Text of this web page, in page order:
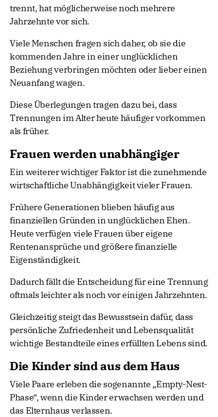
trennt, hat möglicherweise noch mehrere
Jahrzehnte vor sich.
Viele Menschen fragen sich daher, ob sie die
kommenden Jahre in einer unglücklichen
Beziehung verbringen möchten oder lieber einen
Neuanfang wagen.
Diese Überlegungen tragen dazu bei, dass
Trennungen im Alter heute häufiger vorkommen
als früher.
Frauen werden unabhängiger
Ein weiterer wichtiger Faktor ist die zunehmende
wirtschaftliche Unabhängigkeit vieler Frauen.
Frühere Generationen blieben häufig aus
finanziellen Gründen in unglücklichen Ehen.
Heute verfügen viele Frauen über eigene
Rentenansprüche und größere finanzielle
Eigenständigkeit.
Dadurch fällt die Entscheidung für eine Trennung
oftmals leichter als noch vor einigen Jahrzehnten.
Gleichzeitig steigt das Bewusstsein dafür, dass
persönliche Zufriedenheit und Lebensqualität
wichtige Bestandteile eines erfüllten Lebens sind.
Die Kinder sind aus dem Haus
Viele Paare erleben die sogenannte „Empty-Nest-
Phase“, wenn die Kinder erwachsen werden und
das Elternhaus verlassen.